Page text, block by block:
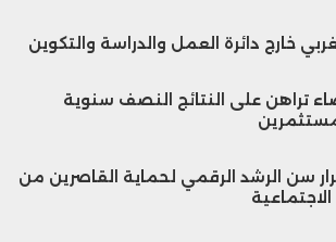
تراهن على النتائج النصف سنوية
سن الرشد الرقمي لحماية القاصرين من